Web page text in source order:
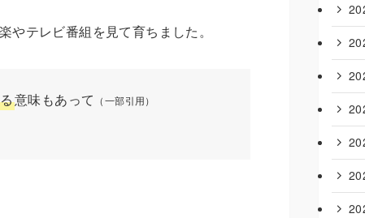
テレビ番組を見て育ちました。
意味もあって （一部引用）